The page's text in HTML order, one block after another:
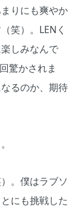
りにも爽やか
笑）。LENく
しみなんで
驚かされま
るのか、期待
。僕はラブソ
にも挑戦した